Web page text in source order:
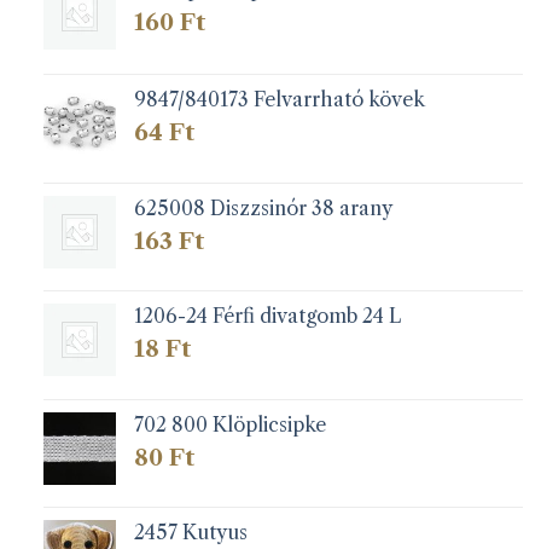
160 Ft
9847/840173 Felvarrható kövek
64 Ft
625008 Diszzsinór 38 arany
163 Ft
1206-24 Férfi divatgomb 24 L
18 Ft
702 800 Klöplicsipke
80 Ft
2457 Kutyus